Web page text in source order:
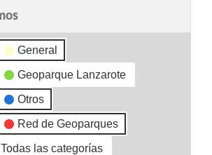
General
Geoparque Lanzarote
Otros
Red de Geoparques
Todas las categorías